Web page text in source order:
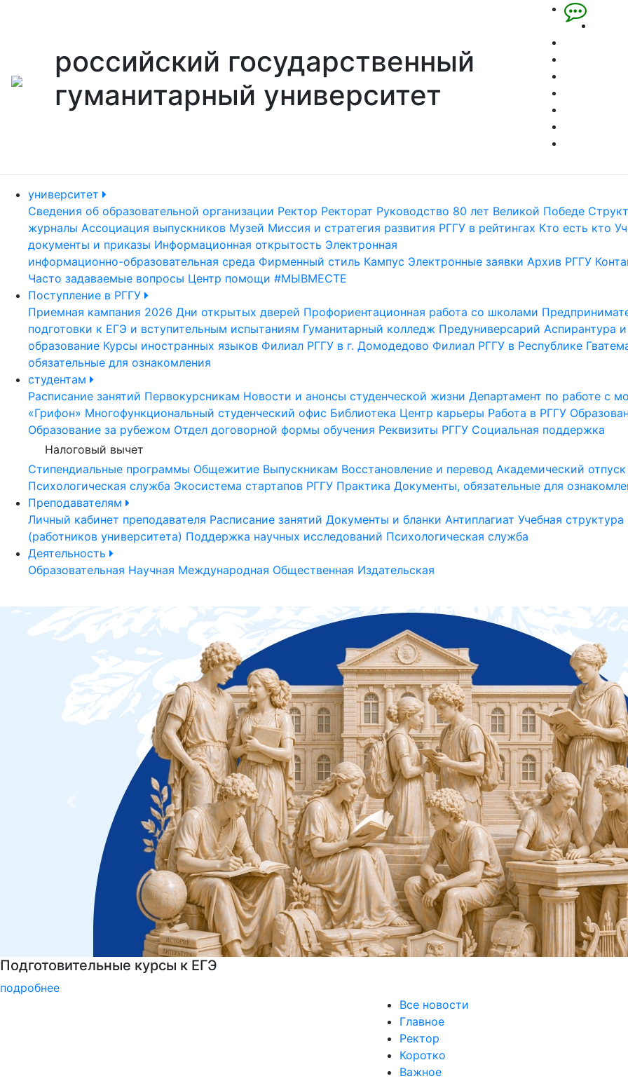
российский государственный
гуманитарный университет
университет
Сведения об образовательной организации Ректор Ректорат Руководство 80 лет Великой Победе
журналы Ассоциация выпускников Музей Миссия и стратегия развития РГГУ в рейтингах Кто есть кто
документы и приказы Информационная открытость Электронная
информационно-образовательная среда Фирменный стиль Кампус Электронные заявки Архив РГГУ
Часто задаваемые вопросы Центр помощи #МЫВМЕСТЕ
Поступление в РГГУ
Приемная кампания 2026 Дни открытых дверей Профориентационная работа со школами
подготовки к ЕГЭ и вступительным испытаниям Гуманитарный колледж Предуниверсарий Аспирантура
образование Курсы иностранных языков Филиал РГГУ в г. Домодедово Филиал РГГУ в Республике
обязательные для ознакомления
студентам
Расписание занятий Первокурсникам Новости и анонсы студенческой жизни Департамент по работе с
«Грифон» Многофункциональный студенческий офис Библиотека Центр карьеры Работа в РГГУ
Образование за рубежом Отдел договорной формы обучения Реквизиты РГГУ Социальная поддержка
Налоговый вычет
Стипендиальные программы Общежитие Выпускникам Восстановление и перевод Академический отпуск
Психологическая служба Экосистема стартапов РГГУ Практика Документы, обязательные для
Преподавателям
Личный кабинет преподавателя Расписание занятий Документы и бланки Антиплагиат Учебная структура
(работников университета) Поддержка научных исследований Психологическая служба
Деятельность
Образовательная Научная Международная Общественная Издательская
РГГУ — 35 лет!
подробнее
Все новости
Главное
Ректор
Коротко
Важное